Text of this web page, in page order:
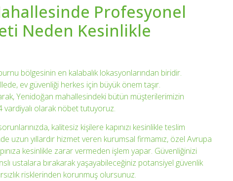
Profesyonel
Neden Kesinlikle
bölgesinin en kalabalık lokasyonlarından biridir.
ev güvenliği herkes için büyük önem taşır.
Yenidoğan mahallesindeki bütün müşterilerimizin
vardiyalı olarak nöbet tutuyoruz.
kalitesiz kişilere kapınızı kesinlikle teslim
uzun yıllardır hizmet veren kurumsal firmamız, özel Avrupa
kesinlikle zarar vermeden işlem yapar. Güvenliğinizi
ustalara bırakarak yaşayabileceğiniz potansiyel güvenlik
risklerinden korunmuş olursunuz.